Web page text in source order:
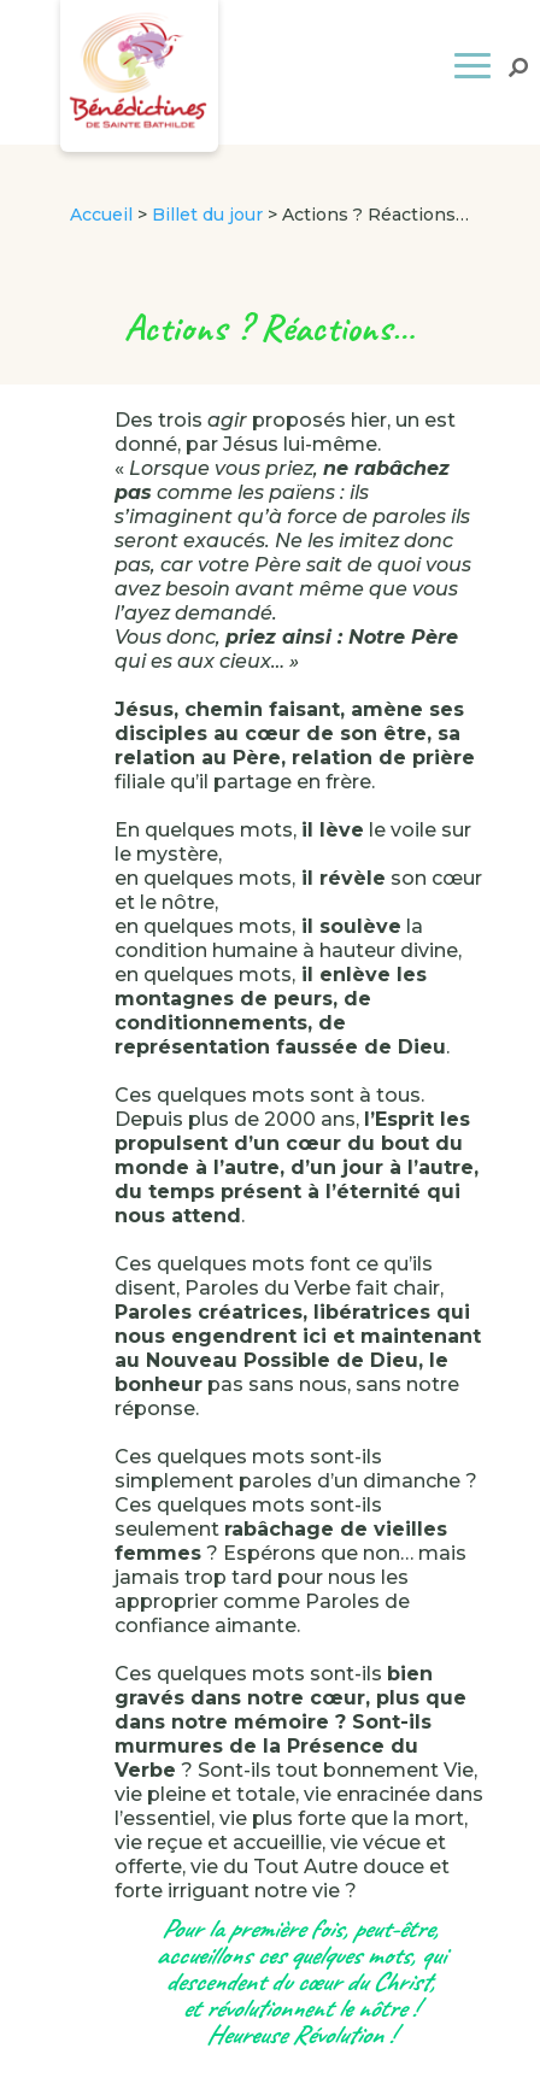
Accueil > Billet du jour >Actions ? Réactions…
Actions ? Réactions…
Des trois agirproposés hier, un est
donné, par Jésus lui-même.
« Lorsque vous priez, ne rabâchez
pas comme les païens : ils
s’imaginent qu’à force de paroles ils
seront exaucés. Ne les imitez donc
pas, car votre Père sait de quoi vous
avez besoin avant même que vous
l’ayez demandé.
Vous donc, priez ainsi : Notre Père
qui es aux cieux… »
Jésus, chemin faisant, amène ses
disciples au cœur de son être, sa
relation au Père, relation de prière
filiale qu’il partage en frère.
En quelques mots, il lève le voile sur
le mystère,
en quelques mots,il révèle son cœur
et le nôtre,
en quelques mots,il soulève la
condition humaine à hauteur divine,
en quelques mots,il enlève les
montagnes de peurs, de
conditionnements, de
représentation faussée de Dieu.
Ces quelques mots sont à tous.
Depuis plus de 2000 ans, l’Esprit les
propulsent d’un cœur du bout du
monde à l’autre, d’un jour à l’autre,
du temps présent à l’éternité qui
nous attend.
Ces quelques mots font ce qu’ils
disent, Paroles du Verbe fait chair,
Paroles créatrices, libératrices qui
nous engendrent ici et maintenant
au Nouveau Possible de Dieu, le
bonheurpas sans nous, sans notre
réponse.
Ces quelques mots sont-ils
simplement paroles d’un dimanche ?
Ces quelques mots sont-ils
seulement rabâchage de vieilles
femmes? Espérons que non… mais
jamais trop tard pour nous les
approprier comme Paroles de
confiance aimante.
Ces quelques mots sont-ils bien
gravés dans notre cœur, plus que
dans notre mémoire ? Sont-ils
murmures de la Présence du
Verbe ? Sont-ils tout bonnement Vie,
vie pleine et totale, vie enracinée dans
l’essentiel, vie plus forte que la mort,
vie reçue et accueillie, vie vécue et
offerte, vie du Tout Autre douce et
forte irriguant notre vie ?
Pour la première fois, peut-être,
accueillons ces quelques mots, qui
descendent du cœur du Christ,
et révolutionnent le nôtre !
Heureuse Révolution !